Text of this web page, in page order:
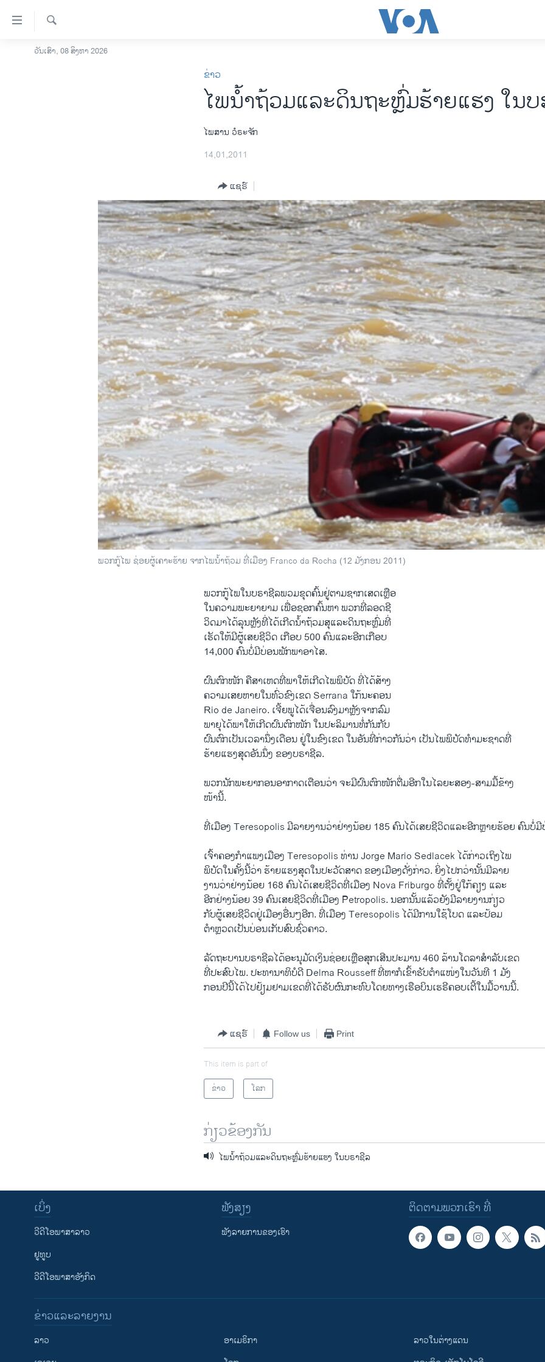
ລິ້ງ
ສຳຫລັບ
ໂຮມເພຈ
ອິດສະຫຼະພາບດ້ານການຂ່າວ
ວິທະຍາສາດ-ເທັກໂນໂລຈີ
ຄົ້ນຫາ
ວັນເສົາ, 08 ສິງຫາ 2026
ຂ່າວ
ໄພນໍ້າຖ້ວມແລະດິນຖະຫຼົ່ມຮ້າຍແຮງ ໃນ
ໄພສານ ວໍຣະຈັກ
14,01,2011
ແຊຣ໌
ພວກກູ້ໄພ ຊ່ອຍຜູ້ເຄາະຮ້າຍ ຈາກໄພນໍ້າຖ້ວມ ທີ່ເມືອງ Franco da Rocha (12 ມັງກອນ 2011)
ພວກກູ້ໄພໃນບຣາຊີລພວມຂຸດຄົ້ນຢູ່ຕາມຊາກເສດເຫຼືອ
ໃນຄວາມພະຍາຍາມ ເພື່ອຊອກຄົ້ນຫາ ພວກທີ່ລອດຊີ
ວິດມາໄດ້ລຸນຫຼັງທີ່ໄດ້ເກີດນໍ້າຖ້ວມສຸແລະດິນຖະຫຼົ່ມທີ່
ເຮັດໃຫ້ມີຜູ້ເສຍຊີວິດ ເກືອບ 500 ຄົນແລະອີກເກືອບ
14,000 ຄົນບໍ່ມີບ່ອນພັກພາອາໄສ.
ຝົນຕົກໜັກ ຄືສາເຫດທີ່ພາໃຫ້ເກີດໄພພິບັດ ທີ່ໄດ້ສ້າງ
ຄວາມເສຍຫາຍໃນທົ່ວຂົງເຂດ Serrana ໃກ້ນະຄອນ
Rio de Janeiro. ເຈີ້ຍພູໄດ້ເຈື່ອນລົງມາຫຼັງຈາກລົມ
ພາຍຸໄດ້ພາໃຫ້ເກີດຝົນຕົກໜັກ ໃນປະລິມານທໍ່ກັນກັບ
ຝົນຕົກເປັນເວລານຶ່ງເດືອນ ຢູ່ໃນຂົງເຂດ ໃນອັນທີ່ກ່າວກັນວ່າ ເປັນໄພພິບັດທຳມະຊາດທີ່
ຮ້າຍແຮງສຸດອັນນຶ່ງ ຂອງບຣາຊີລ.
ພວກນັກພະຍາກອນອາກາດເຕືອນວ່າ ຈະມີຝົນຕົກໜັກຕື່ມອີກໃນໄລຍະສອງ-ສາມມື້ຂ້າງ
ໜ້ານີ້.
ທີ່ເມືອງ Teresopolis ມີລາຍງານວ່າຢ່າງນ້ອຍ 185 ຄົນໄດ້ເສຍຊີວິດແລະອີກຫຼາຍຮ້ອຍ ຄົນບໍ່
ເຈົ້າຄອງກຳແພງເມືອງ Teresopolis ທ່ານ Jorge Mario Sedlacek ໄດ້ກ່າວເຖິງໄພ
ພິບັດໃນຄັ້ງນີ້ວ່າ ຮ້າຍແຮງສຸດໃນປະວັດສາດ ຂອງເມືອງດັ່ງກ່າວ. ຍິ່ງໄປກວ່ານັ້ນມີລາຍ
ງານວ່າຢ່າງນ້ອຍ 168 ຄົນໄດ້ເສຍຊີວິດທີ່ເມືອງ Nova Friburgo ທີ່ຕັ້ງຢູ່ໃກ້ຄຽງ ແລະ
ອີກຢ່າງນ້ອຍ 39 ຄົນເສຍຊີວິດທີ່ເມືອງ Petropolis. ນອກນັ້ນແລ້ວຍັງມີລາຍງານກ່ຽວ
ກັບຜູ້ເສຍຊີວິດຢູ່ເມືອງອື່ນໆອີກ. ທີ່ເມືອງ Teresopolis ໄດ້ມີການໃຊ້ໂບດ ແລະປ້ອມ
ຕຳຫຼວດເປັນບ່ອນເກັບສົບຊົ່ວຄາວ.
ລັດຖະບານບຣາຊີລໄດ້ອະນຸມັດເງິນຊ່ອຍເຫຼືອສຸກເສີນປະມານ 460 ລ້ານໂດລາສຳລັບເຂດ
ທີ່ປະສົບໄພ. ປະທານາທິບໍດີ Delma Rousseff ທີ່ຫາກໍເຂົ້າຮັບຕຳແໜ່ງໃນວັນທີ 1 ມັງ
ກອນປີນີ້ໄດ້ໄປຢ້ຽມຢາມເຂດທີ່ໄດ້ຮັບຜົນກະທົບໂດຍທາງເຮືອບິນເຮຣີຄອບເຕີ້ໃນມື້ວານນີ້.
ແຊຣ໌ Follow us Print
This item is part of
ຂ່າວ
ໂລກ
ກ່ຽວຂ້ອງກັນ
ໄພນໍ້າຖ້ວມແລະດິນຖະຫຼົ່ມຮ້າຍແຮງ ໃນບຣາຊີລ
ຕິດຕາມພວກເຮົາ ທີ່
ເບິ່ງ
ວີດີໂອພາສາລາວ
ຢູທູບ
ວີດີໂອພາສາອັງກິດ
ຟັງສຽງ
ຟັງລາຍການຂອງເຮົາ
ຂ່າວແລະລາຍງານ
ລາວ
ອາເມຣິກາ
ລາວໃນຕ່າງແດນ